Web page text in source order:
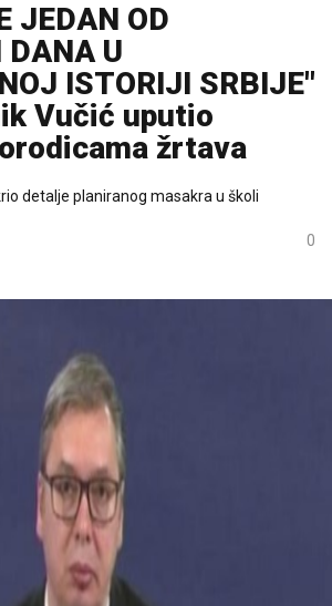
JEDAN OD
U
ISTORIJI SRBIJE"
Vučić uputio
žrtava
detalje planiranog masakra u školi
0